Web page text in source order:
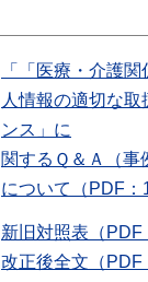
「「医療・介護
人情報の適切な
ンス」に
関するＱ＆Ａ（事
について（PDF：
新旧対照表（PDF
改正後全文（PDF